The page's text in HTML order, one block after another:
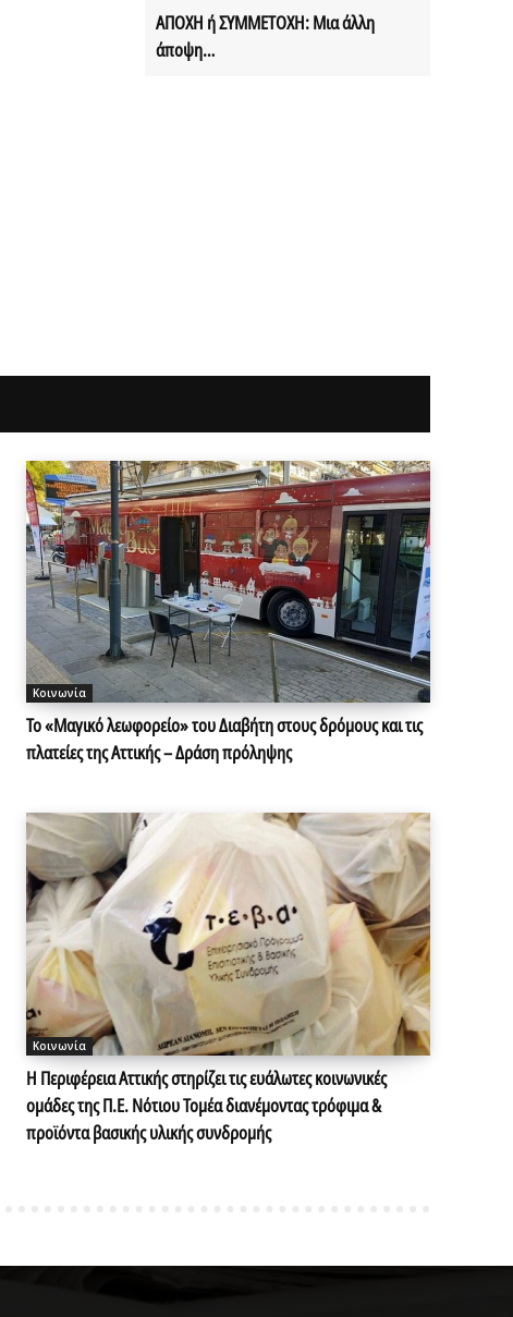
ΑΠΟΧΗ ή ΣΥΜΜΕΤΟΧΗ: Μια άλλη
άποψη…
Κοινωνία
Το «Μαγικό λεωφορείο» του Διαβήτη στους δρόμους και τις
πλατείες της Αττικής – Δράση πρόληψης
Κοινωνία
Η Περιφέρεια Αττικής στηρίζει τις ευάλωτες κοινωνικές
ομάδες της Π.Ε. Νότιου Τομέα διανέμοντας τρόφιμα &
προϊόντα βασικής υλικής συνδρομής